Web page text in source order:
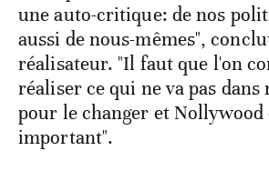
une auto-critique: de nos
aussi de nous-mêmes",
réalisateur. "Il faut que l'on
réaliser ce qui ne va pas dans
pour le changer et
important".